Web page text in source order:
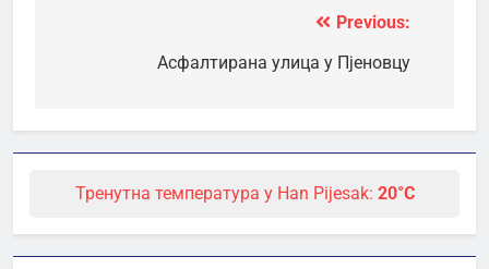
Previous:
Асфалтирана улица у Пјеновцу
Тренутна температура у Han Pijesak: 20°C